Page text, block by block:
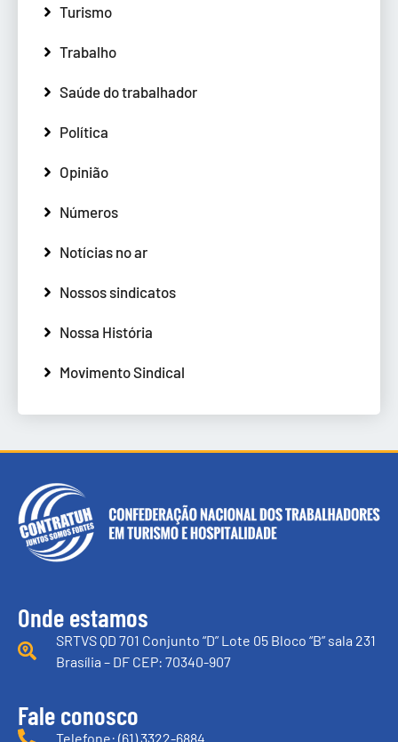
Turismo
Trabalho
Saúde do trabalhador
Política
Opinião
Números
Notícias no ar
Nossos sindicatos
Nossa História
Movimento Sindical
Onde estamos
SRTVS QD 701 Conjunto “D” Lote 05 Bloco “B” sala 231
Brasília – DF CEP: 70340-907
Fale conosco
Telefone: (61) 3322-6884